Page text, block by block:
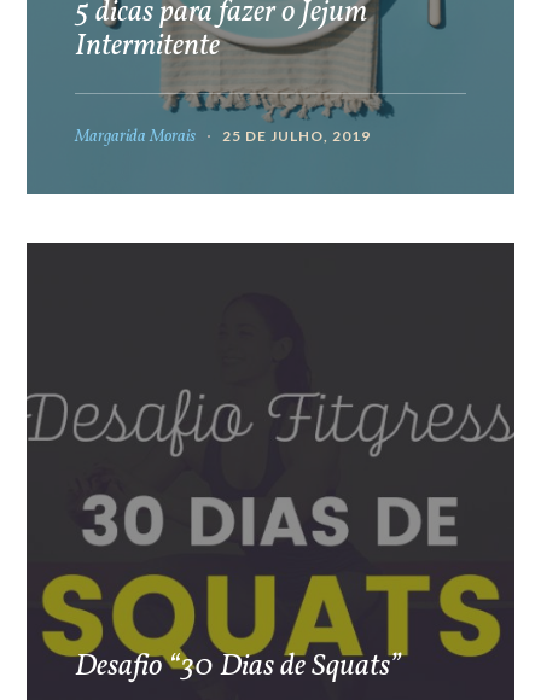
5 dicas para fazer o Jejum
Intermitente
Margarida Morais 25 DE JULHO, 2019
Desafio “30 Dias de Squats”